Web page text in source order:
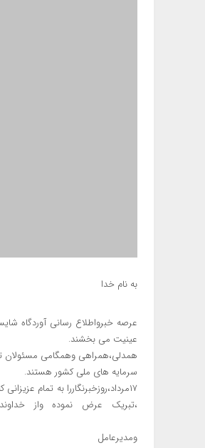
به نام خدا
عرصه خبرواطلاع رسانی آوردگاه
عینیت می بخشند.
همدلی،همراهی وهمگامی مسئولان
سرمایه های ملی کشور هستند.
۱۷مرداد،روزخبرنگاررا به تمام
،تبریک عرض نموده واز
مسعود
ومدیرعامل